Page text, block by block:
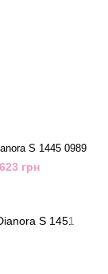
S 1445 0989
623 грн